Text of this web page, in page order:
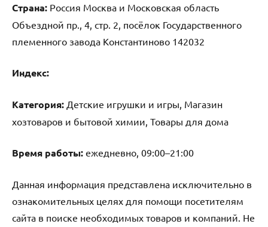
Страна: Россия Москва и Московская область
Объездной пр., 4, стр. 2, посёлок Государственного
племенного завода Константиново 142032
Индекс:
Категория: Детские игрушки и игры, Магазин
хозтоваров и бытовой химии, Товары для дома
Время работы: ежедневно, 09:00–21:00
Данная информация представлена исключительно в
ознакомительных целях для помощи посетителям
сайта в поиске необходимых товаров и компаний. Не